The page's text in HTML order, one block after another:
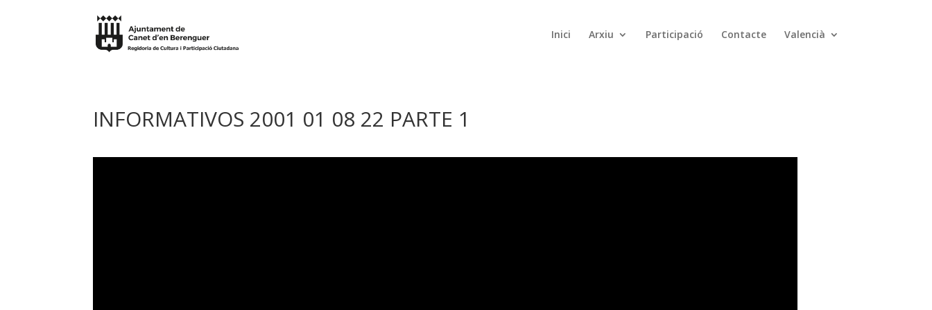
Inici Arxiu Participació Contacte Valencià
INFORMATIVOS 2001 01 08 22 PARTE 1